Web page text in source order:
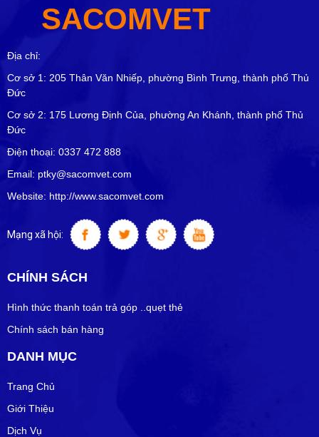
SACOMVET
Địa chỉ:
Cơ sở 1: 205 Thân Văn Nhiếp, phường Bình Trưng, thành phố Thủ
Đức
Cơ sở 2: 175 Lương Định Của, phường An Khánh, thành phố Thủ
Đức
Điện thoại: 0337 472 888
Email: ptky@sacomvet.com
Website: http://www.sacomvet.com
Mạng xã hội:
CHÍNH SÁCH
Hình thức thanh toán trả góp ..quẹt thẻ
Chính sách bán hàng
DANH MỤC
Trang Chủ
Giới Thiệu
Dịch Vụ